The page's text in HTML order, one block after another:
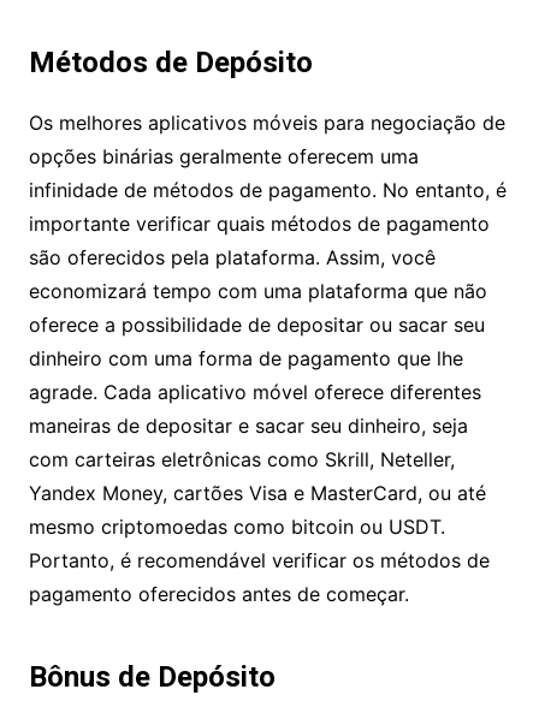
Métodos de Depósito
Os melhores aplicativos móveis para negociação de
opções binárias geralmente oferecem uma
infinidade de métodos de pagamento. No entanto, é
importante verificar quais métodos de pagamento
são oferecidos pela plataforma. Assim, você
economizará tempo com uma plataforma que não
oferece a possibilidade de depositar ou sacar seu
dinheiro com uma forma de pagamento que lhe
agrade. Cada aplicativo móvel oferece diferentes
maneiras de depositar e sacar seu dinheiro, seja
com carteiras eletrônicas como Skrill, Neteller,
Yandex Money, cartões Visa e MasterCard, ou até
mesmo criptomoedas como bitcoin ou USDT.
Portanto, é recomendável verificar os métodos de
pagamento oferecidos antes de começar.
Bônus de Depósito